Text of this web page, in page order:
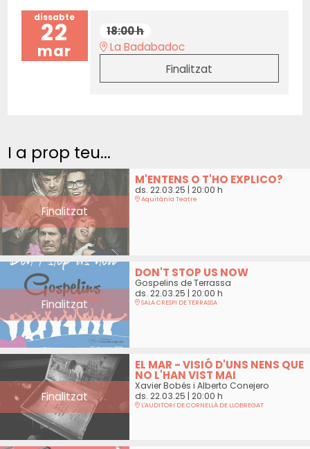
dissabte
22
mar
18:00 h
La Badabadoc
Finalitzat
I a prop teu...
Finalitzat
M'ENTENS O T'HO EXPLICO?
ds. 22.03.25 | 20:00 h
Aquitània Teatre
Finalitzat
DON'T STOP US NOW
Gospelins de Terrassa
ds. 22.03.25 | 20:00 h
SALA CRESPI DE TERRASSA
Finalitzat
EL MAR - VISIÓ D'UNS NENS QUE
NO L'HAN VIST MAI
Xavier Bobés i Alberto Conejero
ds. 22.03.25 | 20:00 h
L'AUDITORI DE CORNELLÀ DE LLOBREGAT